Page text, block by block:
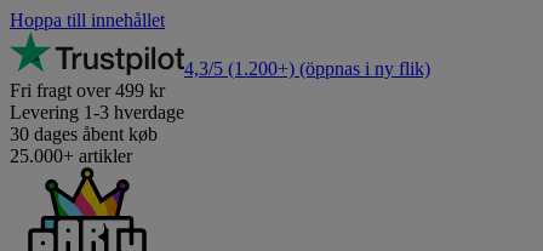
Hoppa till innehållet
4,3/5 (1.200+) (öppnas i ny flik)
Fri fragt over 499 kr
Levering 1-3 hverdage
30 dages åbent køb
25.000+ artikler